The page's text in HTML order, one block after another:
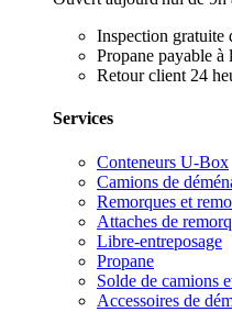
Inspection gratuite
Propane payable à
Retour client 24
Services
Conteneurs U-Box
Camions de
Remorques et
Attaches de
Libre-entreposage
Propane
Solde de camions
Accessoires de